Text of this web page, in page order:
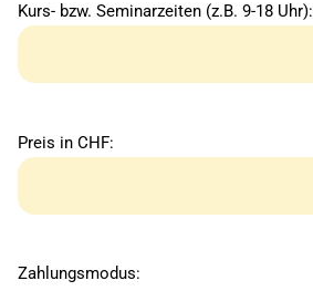
Kurs- bzw. Seminarzeiten (z.B. 9-18 Uhr):
Preis in CHF:
Zahlungsmodus: